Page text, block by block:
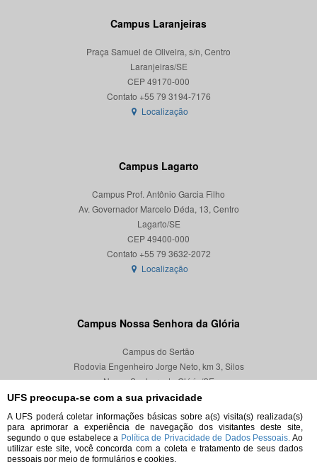
UFS preocupa-se com a sua privacidade
A UFS poderá coletar informações básicas sobre a(s) visita(s) realizada(s)
para aprimorar a experiência de navegação dos visitantes deste site,
segundo o que estabelece a Política de Privacidade de Dados Pessoais. Ao
utilizar este site, você concorda com a coleta e tratamento de seus dados
pessoais por meio de formulários e cookies.
Campus Laranjeiras
Praça Samuel de Oliveira, s/n, Centro
Laranjeiras/SE
CEP 49170-000
Localização
Campus Lagarto
Campus Prof. Antônio Garcia Filho
Av. Governador Marcelo Déda, 13, Centro
Lagarto/SE
CEP 49400-000
Localização
Campus Nossa Senhora da Glória
Campus do Sertão
Rodovia Engenheiro Jorge Neto, km 3, Silos
Nossa Senhora da Glória/SE
CEP 49680-000
Localização